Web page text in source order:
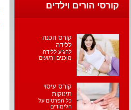
קורסי הורים וילדים
קורס הכנה
ללידה
להגיע ללידה
מוכנים ורגועים
קורס עיסוי
תינוקות
כל הפרטים על
הלימודים